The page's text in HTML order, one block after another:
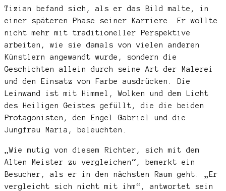
Tizian befand sich, als er das Bild malte, in
einer späteren Phase seiner Karriere. Er wollte
nicht mehr mit traditioneller Perspektive
arbeiten, wie sie damals von vielen anderen
Künstlern angewandt wurde, sondern die
Geschichten allein durch seine Art der Malerei
und den Einsatz von Farbe ausdrücken. Die
Leinwand ist mit Himmel, Wolken und dem Licht
des Heiligen Geistes gefüllt, die die beiden
Protagonisten, den Engel Gabriel und die
Jungfrau Maria, beleuchten.
„Wie mutig von diesem Richter, sich mit dem
Alten Meister zu vergleichen“, bemerkt ein
Besucher, als er in den nächsten Raum geht. „Er
vergleicht sich nicht mit ihm“, antwortet sein